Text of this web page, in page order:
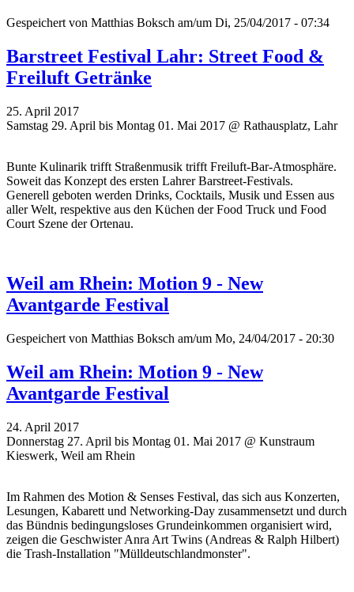
Gespeichert von Matthias Boksch am/um Di, 25/04/2017 - 07:34
Barstreet Festival Lahr: Street Food &
Freiluft Getränke
25. April 2017
Samstag 29. April bis Montag 01. Mai 2017 @ Rathausplatz, Lahr
Bunte Kulinarik trifft Straßenmusik trifft Freiluft-Bar-Atmosphäre.
Soweit das Konzept des ersten Lahrer Barstreet-Festivals.
Generell geboten werden Drinks, Cocktails, Musik und Essen aus
aller Welt, respektive aus den Küchen der Food Truck und Food
Court Szene der Ortenau.
Weil am Rhein: Motion 9 - New
Avantgarde Festival
Gespeichert von Matthias Boksch am/um Mo, 24/04/2017 - 20:30
Weil am Rhein: Motion 9 - New
Avantgarde Festival
24. April 2017
Donnerstag 27. April bis Montag 01. Mai 2017 @ Kunstraum
Kieswerk, Weil am Rhein
Im Rahmen des Motion & Senses Festival, das sich aus Konzerten,
Lesungen, Kabarett und Networking-Day zusammensetzt und durch
das Bündnis bedingungsloses Grundeinkommen organisiert wird,
zeigen die Geschwister Anra Art Twins (Andreas & Ralph Hilbert)
die Trash-Installation "Mülldeutschlandmonster".